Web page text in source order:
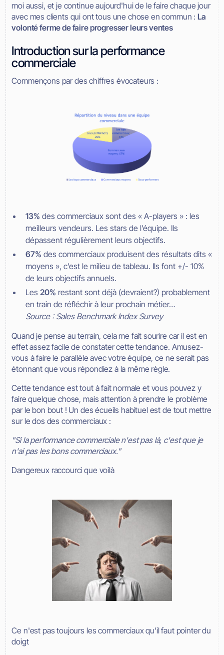
moi aussi, et je continue aujourd'hui de le faire chaque jour
avec mes clients qui ont tous une chose en commun :La
volonté ferme de faire progresser leurs ventes
Introduction sur la performance
commerciale
Commençons par des chiffres évocateurs :
13% des commerciaux sont des « A-players » : les
meilleurs vendeurs. Les stars de l’équipe. Ils
dépassent régulièrement leurs objectifs.
67% des commerciaux produisent des résultats dits «
moyens », c’est le milieu de tableau. Ils font +/- 10%
de leurs objectifs annuels.
Les20% restant sont déjà (devraient?) probablement
en train de réfléchir à leur prochain métier…
Source : Sales Benchmark Index Survey
Quand je pense au terrain, cela me fait sourire car il est en
effet assez facile de constater cette tendance. Amusez-
vous à faire le parallèle avec votre équipe, ce ne serait pas
étonnant que vous répondiez à la même règle.
Cette tendance est tout à fait normale et vous pouvez y
faire quelque chose, mais attention à prendre le problème
par le bon bout ! Un des écueils habituel est de tout mettre
sur le dos des commerciaux :
"Si la performance commerciale n'est pas là, c'est que je
n'ai pas les bons commerciaux."
Dangereux raccourci que voilà
Ce n'est pas toujours les commerciaux qu'il faut pointer du
doigt